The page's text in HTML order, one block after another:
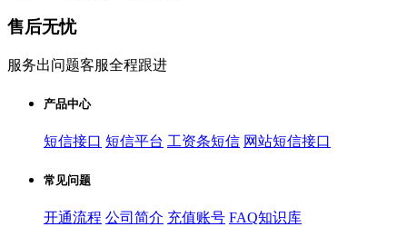
售后无忧
服务出问题客服全程跟进
产品中心
短信接口 短信平台 工资条短信 网站短信接口
常见问题
开通流程 公司简介 充值账号 FAQ知识库